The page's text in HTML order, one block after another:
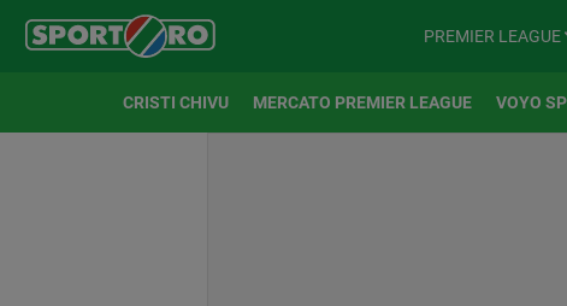
PREMIER LEAGUE
CRISTI CHIVU MERCATO PREMIER LEAGUE VOYO